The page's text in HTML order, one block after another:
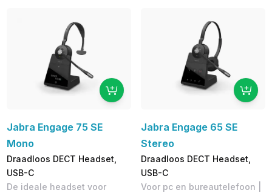
Jabra Engage 75 SE
Mono
Draadloos DECT Headset,
USB-C
De ideale headset voor
Jabra Engage 65 SE
Stereo
Draadloos DECT Headset,
USB-C
Voor pc en bureautelefoon |